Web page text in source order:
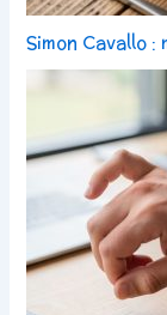
Simon Cavallo